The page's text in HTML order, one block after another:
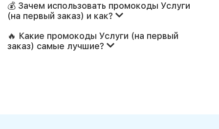
💰 Зачем использовать промокоды Услуги
(на первый заказ) и как?
🔥 Какие промокоды Услуги (на первый
заказ) самые лучшие?